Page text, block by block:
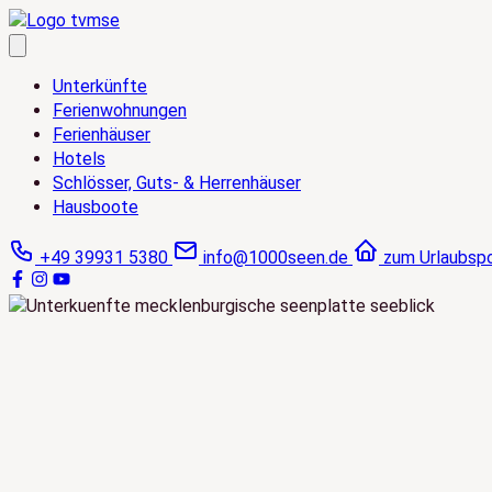
Zum
Inhalt
Unterkünfte
Ferienwohnungen
Ferienhäuser
Hotels
Schlösser, Guts- & Herrenhäuser
Hausboote
+49 39931 5380 info@1000seen.de zum